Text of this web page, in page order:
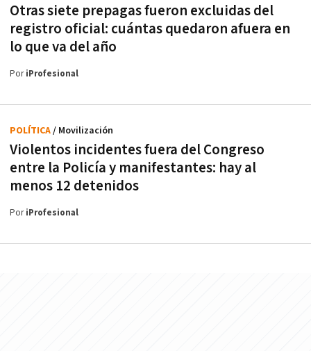
Otras siete prepagas fueron excluidas del
registro oficial: cuántas quedaron afuera en
lo que va del año
PoriProfesional
Violentos incidentes fuera del Congreso
entre la Policía y manifestantes: hay al
menos 12 detenidos
POLÍTICA/ Movilización
PoriProfesional